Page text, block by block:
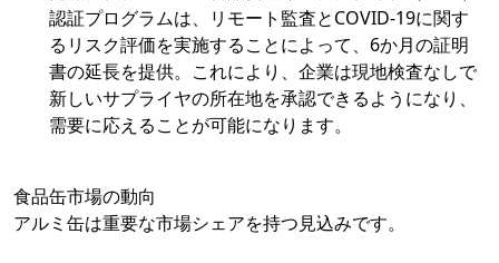
認証プログラムは、リモート監査とCOVID-19に関す
るリスク評価を実施することによって、6か月の証明
書の延長を提供。これにより、企業は現地検査なしで
新しいサプライヤの所在地を承認できるようになり、
需要に応えることが可能になります。
食品缶市場の動向
アルミ缶は重要な市場シェアを持つ見込みです。